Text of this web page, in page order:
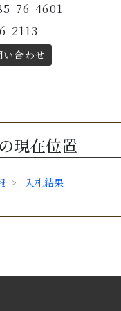
76-4601
2113
い合わせ
現在位置
入札結果